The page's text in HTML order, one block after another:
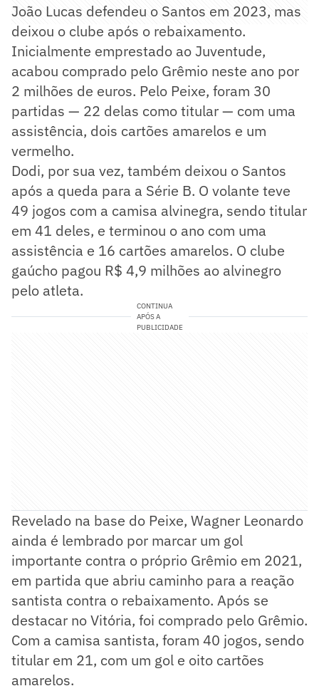
João Lucas defendeu o Santos em 2023, mas
deixou o clube após o rebaixamento.
Inicialmente emprestado ao Juventude,
acabou comprado pelo Grêmio neste ano por
2 milhões de euros. Pelo Peixe, foram 30
partidas — 22 delas como titular — com uma
assistência, dois cartões amarelos e um
vermelho.
Dodi, por sua vez, também deixou o Santos
após a queda para a Série B. O volante teve
49 jogos com a camisa alvinegra, sendo titular
em 41 deles, e terminou o ano com uma
assistência e 16 cartões amarelos. O clube
gaúcho pagou R$ 4,9 milhões ao alvinegro
pelo atleta.
CONTINUA
APÓS A
PUBLICIDADE
Revelado na base do Peixe, Wagner Leonardo
ainda é lembrado por marcar um gol
importante contra o próprio Grêmio em 2021,
em partida que abriu caminho para a reação
santista contra o rebaixamento. Após se
destacar no Vitória, foi comprado pelo Grêmio.
Com a camisa santista, foram 40 jogos, sendo
titular em 21, com um gol e oito cartões
amarelos.